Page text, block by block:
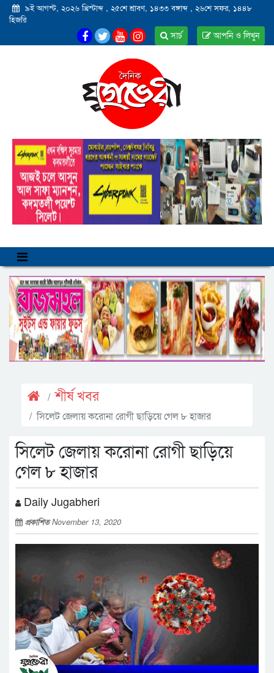
৯ই আগস্ট, ২০২৬ খ্রিস্টাব্দ , ২৫শে শ্রাবণ, ১৪৩৩ বঙ্গাব্দ , ২৬শে সফর, ১৪৪৮
হিজরি
আপনি ও লিখুন
সার্চ
শীর্ষ খবর
সিলেট জেলায় করোনা রোগী ছাড়িয়ে গেল ৮ হাজার
সিলেট জেলায় করোনা রোগী ছাড়িয়ে
গেল ৮ হাজার
Daily Jugabheri
প্রকাশিতNovember 13, 2020